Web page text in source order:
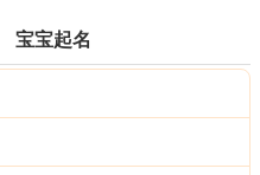
宝宝起名